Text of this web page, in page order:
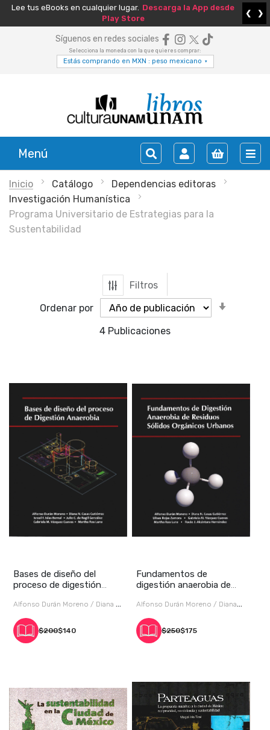
Lee tus eBooks en cualquier lugar. Descarga la App desde
Play Store
❮ ❯
Síguenos en redes sociales
Selecciona la moneda con la que quieres comprar:
Estás comprando en MXN : peso mexicano ▾
Menú
Inicio Catálogo
Dependencias editoras
Investigación Humanística
Programa Universitario de Estrategias para la
Sustentabilidad
Filtros
Ordenar por
4 Publicaciones
Bases de diseño del
proceso de digestión
Alfonso Durán Moreno / Diana N.
Casas Gutiérrez / Israel F. Islas
Bernal et al.
$200$140
Fundamentos de
digestión anaerobia de
Alfonso Durán Moreno / Diana
Nadxelii Casas Gutiérrez / Ulises
Rojas Zamora
$250$175